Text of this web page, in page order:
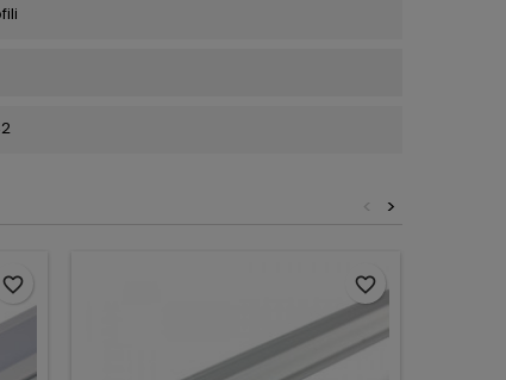
>
<
favorite_border favorite_border